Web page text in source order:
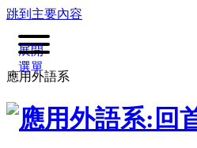
跳到主要內容
展開
選單
應用外語系